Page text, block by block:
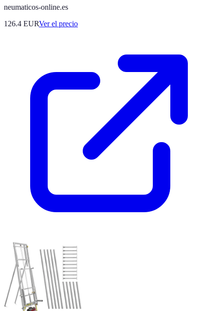
neumaticos-online.es
126.4 EURVer el precio